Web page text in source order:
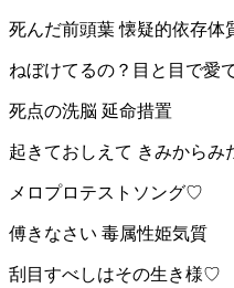
死んだ前頭葉 懐疑的依存体
ねぼけてるの？目と目で愛
死点の洗脳 延命措置
起きておしえて きみからみ
メロプロテストソング♡
傅きなさい 毒属性姫気質
刮目すべしはその生き様♡